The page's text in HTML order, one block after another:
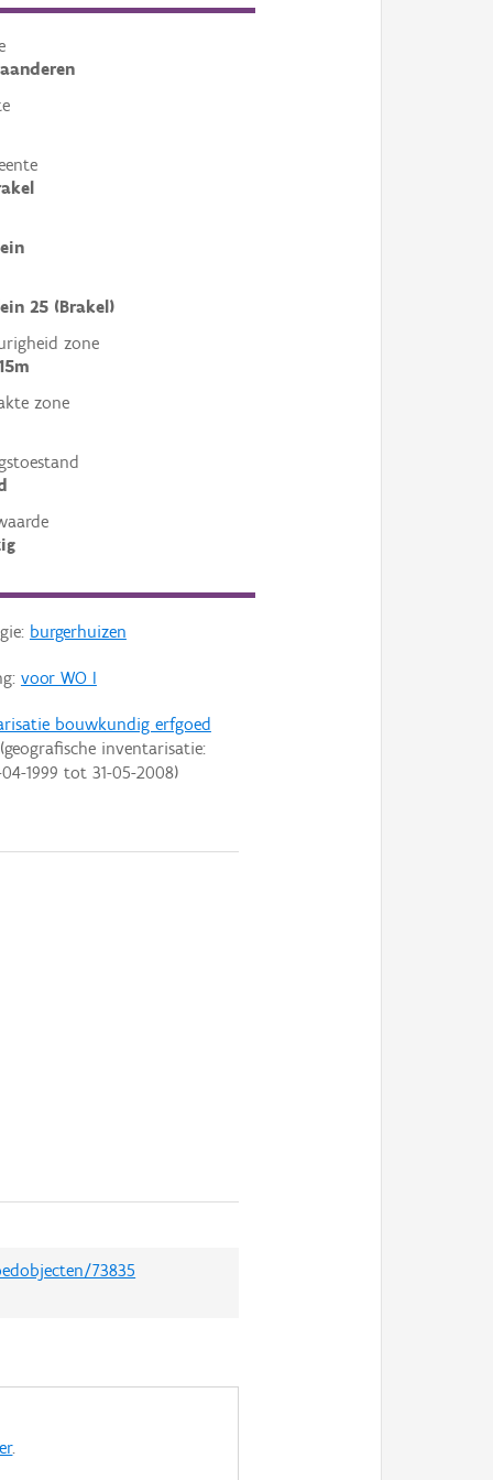
25 (Brakel)
zone
zone
burgerhuizen
voor WO I
bouwkundig erfgoed
(geografische inventarisatie:
1999 tot 31-05-2008)
73835
.